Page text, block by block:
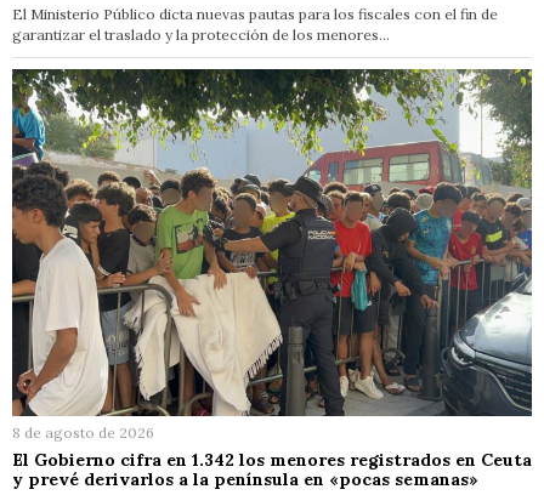
El Ministerio Público dicta nuevas pautas para los fiscales con el fin de
garantizar el traslado y la protección de los menores…
8 de agosto de 2026
El Gobierno cifra en 1.342 los menores registrados en Ceuta
y prevé derivarlos a la península en «pocas semanas»